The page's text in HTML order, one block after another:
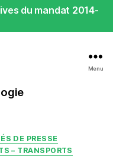
du mandat 2014-
Menu
DE PRESSE
– TRANSPORTS